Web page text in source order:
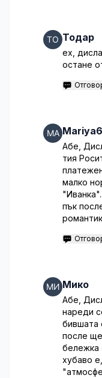
Тодар
ех,
остане
Абе,
тия
малко
пък
Мико
Абе,
нареди
бившата
после
бележка
хубаво